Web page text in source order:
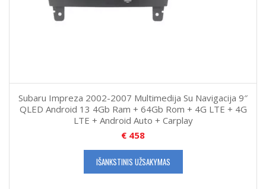
Subaru Impreza 2002-2007 Multimedija Su Navigacija 9″
QLED Android 13 4Gb Ram + 64Gb Rom + 4G LTE + 4G
LTE + Android Auto + Carplay
€ 458
IŠANKSTINIS UŽSAKYMAS